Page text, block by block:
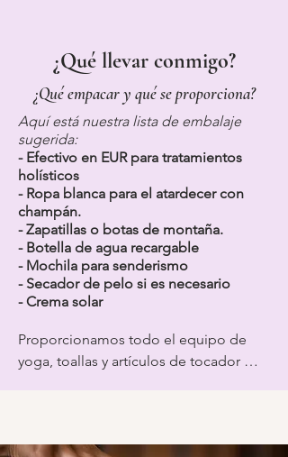
¿Qué llevar conmigo?
¿Qué empacar y qué se proporciona?
Aquí está nuestra lista de embalaje
sugerida:
- Efectivo en EUR para tratamientos
holísticos
- Ropa blanca para el atardecer con
champán.
- Zapatillas o botas de montaña.
- Botella de agua recargable
- Mochila para senderismo
- Secador de pelo si es necesario
- Crema solar
Proporcionamos todo el equipo de
yoga, toallas y artículos de tocador
holístico mientras se hospeda con